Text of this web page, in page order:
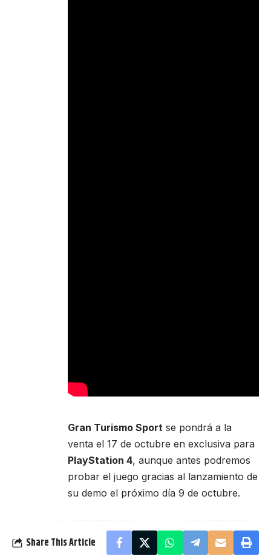
Gran Turismo Sport se pondrá a la
venta el 17 de octubre en exclusiva para
PlayStation 4, aunque antes podremos
probar el juego gracias al lanzamiento de
su demo el próximo día 9 de octubre.
Share This Article